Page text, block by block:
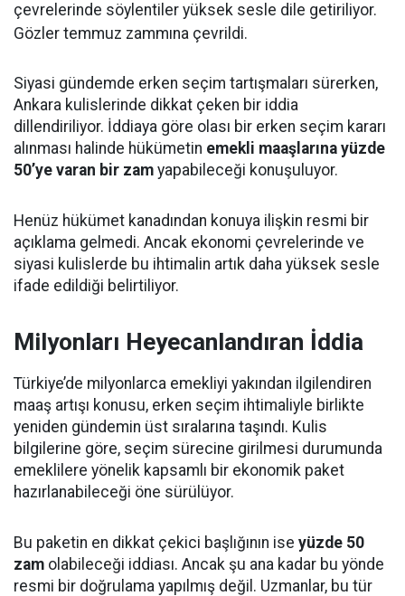
çevrelerinde söylentiler yüksek sesle dile getiriliyor.
Gözler temmuz zammına çevrildi.
Siyasi gündemde erken seçim tartışmaları sürerken,
Ankara kulislerinde dikkat çeken bir iddia
dillendiriliyor. İddiaya göre olası bir erken seçim kararı
alınması halinde hükümetin emekli maaşlarına yüzde
50’ye varan bir zam yapabileceği konuşuluyor.
Henüz hükümet kanadından konuya ilişkin resmi bir
açıklama gelmedi. Ancak ekonomi çevrelerinde ve
siyasi kulislerde bu ihtimalin artık daha yüksek sesle
ifade edildiği belirtiliyor.
Milyonları Heyecanlandıran İddia
Türkiye’de milyonlarca emekliyi yakından ilgilendiren
maaş artışı konusu, erken seçim ihtimaliyle birlikte
yeniden gündemin üst sıralarına taşındı. Kulis
bilgilerine göre, seçim sürecine girilmesi durumunda
emeklilere yönelik kapsamlı bir ekonomik paket
hazırlanabileceği öne sürülüyor.
Bu paketin en dikkat çekici başlığının ise yüzde 50
zam olabileceği iddiası. Ancak şu ana kadar bu yönde
resmi bir doğrulama yapılmış değil. Uzmanlar, bu tür